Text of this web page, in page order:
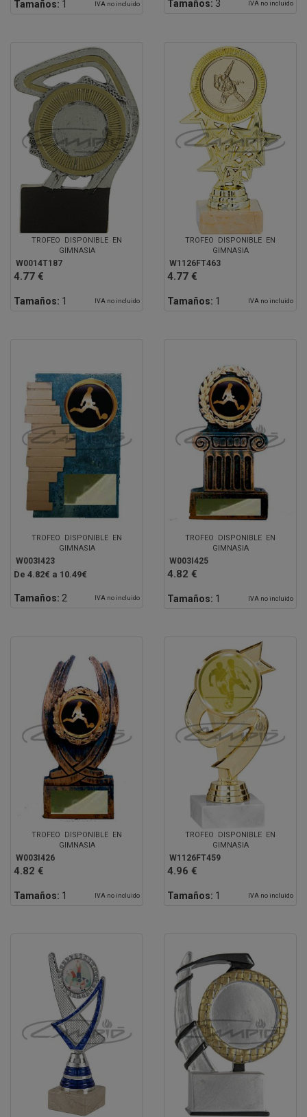
Tamaños: 1 IVA no incluido Tamaños: 3 IVA no incluido
TROFEO DISPONIBLE EN
GIMNASIA
W0014T187
4.77 €
Tamaños: 1 IVA no incluido
TROFEO DISPONIBLE EN
GIMNASIA
W1126FT463
4.77 €
Tamaños: 1 IVA no incluido
TROFEO DISPONIBLE EN
GIMNASIA
W003I423
De 4.82€ a 10.49€
Tamaños: 2 IVA no incluido
TROFEO DISPONIBLE EN
GIMNASIA
W003I425
4.82 €
Tamaños: 1 IVA no incluido
TROFEO DISPONIBLE EN
GIMNASIA
W003I426
4.82 €
Tamaños: 1 IVA no incluido
TROFEO DISPONIBLE EN
GIMNASIA
W1126FT459
4.96 €
Tamaños: 1 IVA no incluido